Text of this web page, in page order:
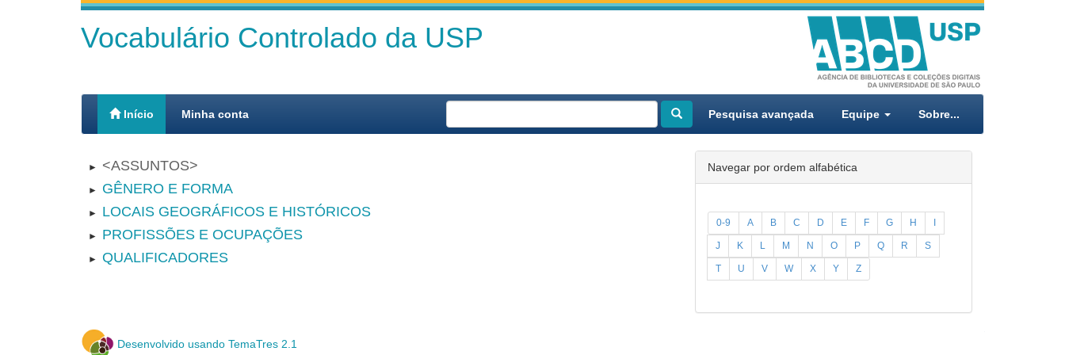
Vocabulário Controlado da USP
Início Minha conta Pesquisa avançada Equipe Sobre...
► ASSUNTOS
► GÊNERO E FORMA
► LOCAIS GEOGRÁFICOS E HISTÓRICOS
► PROFISSÕES E OCUPAÇÕES
► QUALIFICADORES
Navegar por ordem alfabética
0-9 A B C D E F G H I
J K L M N O P Q R S
T U V W X Y Z
Desenvolvido usando TemaTres 2.1